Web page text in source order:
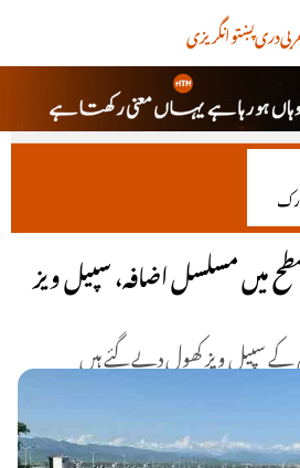
انگریزیپښتودری
میں مسلسل اضافہ، سپیل ویز
کے سپیل ویز کھول دیے گئے ہیں